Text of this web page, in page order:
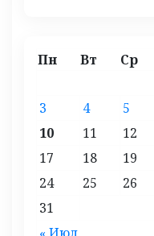
Пн Вт Ср
3
4 5
10
11 12
17
18 19
24
25 26
31